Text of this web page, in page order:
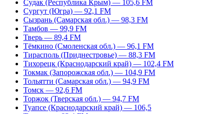
Судак (Республика Крым) — 105,6 FM
Сургут (Югра) — 92,1 FM
Сызрань (Самарская обл.) — 98,3 FM
Тамбов — 99,9 FM
Тверь — 89,4 FM
Тёмкино (Смоленская обл.) — 96,1 FM
Тирасполь (Приднестровье) — 88,3 FM
Тихорецк (Краснодарский край) — 102,4 FM
Токмак (Запорожская обл.) — 104,9 FM
Тольятти (Самарская обл.) — 94,9 FM
Томск — 92,6 FM
Торжок (Тверская обл.) — 94,7 FM
Туапсе (Краснодарский край) — 106,5